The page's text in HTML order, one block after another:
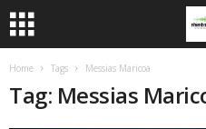
Home Tags Messias Maricoa
Tag: Messias